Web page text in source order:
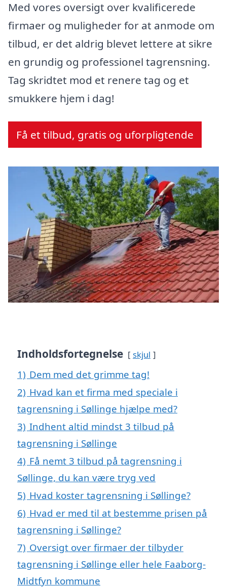
Med vores oversigt over kvalificerede
firmaer og muligheder for at anmode om
tilbud, er det aldrig blevet lettere at sikre
en grundig og professionel tagrensning.
Tag skridtet mod et renere tag og et
smukkere hjem i dag!
Få et tilbud, gratis og uforpligtende
Indholdsfortegnelse skjul
1) Dem med det grimme tag!
2) Hvad kan et firma med speciale i
tagrensning i Søllinge hjælpe med?
3) Indhent altid mindst 3 tilbud på
tagrensning i Søllinge
4) Få nemt 3 tilbud på tagrensning i
Søllinge, du kan være tryg ved
5) Hvad koster tagrensning i Søllinge?
6) Hvad er med til at bestemme prisen på
tagrensning i Søllinge?
7) Oversigt over firmaer der tilbyder
tagrensning i Søllinge eller hele Faaborg-
Midtfyn kommune